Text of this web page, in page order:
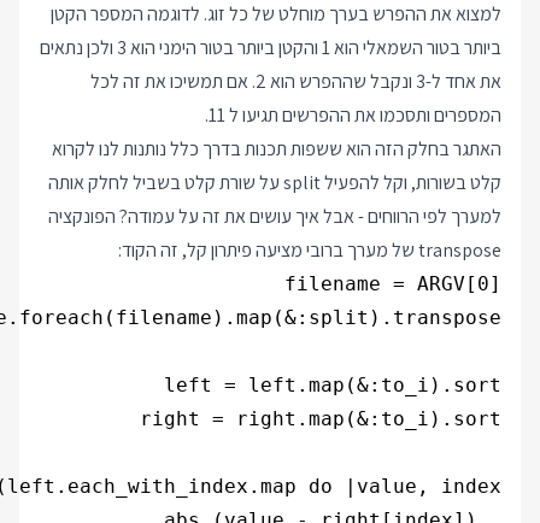
למצוא את ההפרש בערך מוחלט של כל זוג. לדוגמה המספר הקטן
ביותר בטור השמאלי הוא 1 והקטן ביותר בטור הימני הוא 3 ולכן נתאים
את אחד ל-3 ונקבל שההפרש הוא 2. אם תמשיכו את זה לכל
המספרים ותסכמו את ההפרשים תגיעו ל 11.
האתגר בחלק הזה הוא ששפות תכנות בדרך כלל נותנות לנו לקרוא
קלט בשורות, וקל להפעיל split על שורת קלט בשביל לחלק אותה
למערך לפי הרווחים - אבל איך עושים את זה על עמודה? הפונקציה
transpose של מערך ברובי מציעה פיתרון קל, זה הקוד: